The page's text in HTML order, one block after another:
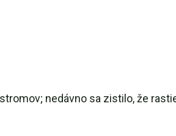
nedávno sa zistilo, že